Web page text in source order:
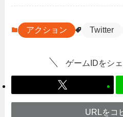
アクション Twitter
ゲームIDをシ
URLをコ